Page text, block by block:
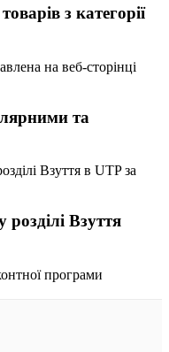
з категорії
на веб-сторінці
та
Взуття в UTP за
Взуття
програми